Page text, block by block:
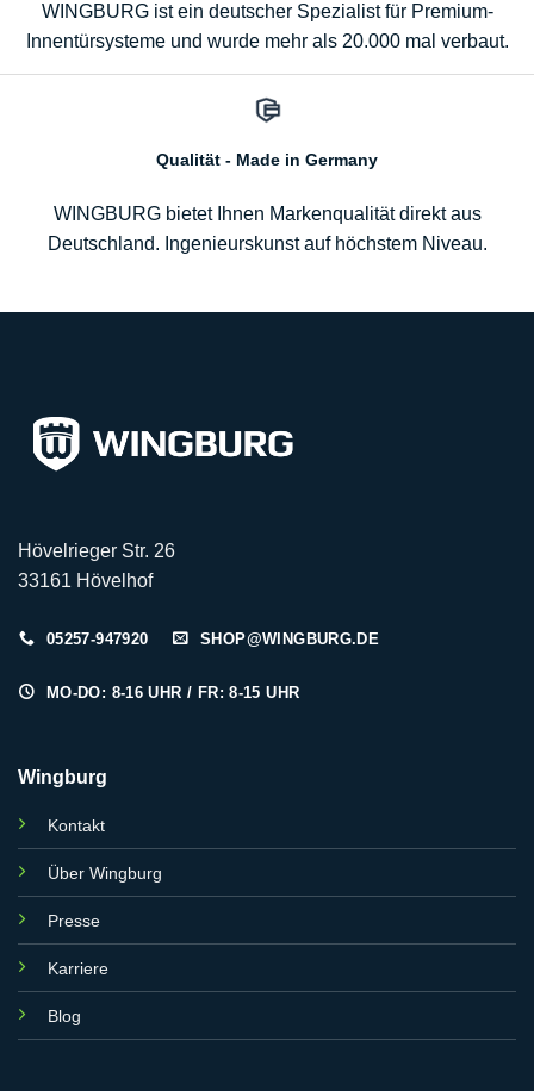
WINGBURG ist ein deutscher Spezialist für Premium-
Innentürsysteme und wurde mehr als 20.000 mal verbaut.
Qualität - Made in Germany
WINGBURG bietet Ihnen Markenqualität direkt aus
Deutschland. Ingenieurskunst auf höchstem Niveau.
Hövelrieger Str. 26
33161 Hövelhof
05257-947920 SHOP@WINGBURG.DE
MO-DO: 8-16 UHR / FR: 8-15 UHR
Wingburg
Kontakt
Über Wingburg
Presse
Karriere
Blog